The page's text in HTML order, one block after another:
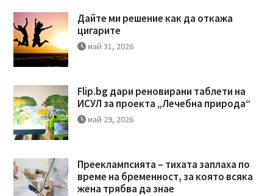
Дайте ми решение как да откажа
цигарите
май 31, 2026
Flip.bg дари реновирани таблети на
ИСУЛ за проекта „Лечебна природа“
май 29, 2026
Прееклампсията – тихата заплаха по
време на бременност, за която всяка
жена трябва да знае